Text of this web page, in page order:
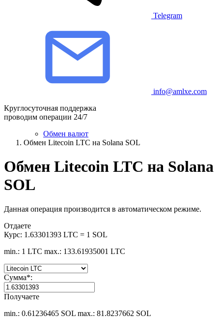
Telegram
info@amlxe.com
Круглосуточная поддержка
проводим операции 24/7
Обмен валют
Обмен Litecoin LTC на Solana SOL
Обмен Litecoin LTC на Solana
SOL
Данная операция производится в автоматическом режиме.
Отдаете
Курс: 1.63301393 LTC = 1 SOL
min.: 1 LTC max.: 133.61935001 LTC
Сумма*:
Получаете
min.: 0.61236465 SOL max.: 81.8237662 SOL